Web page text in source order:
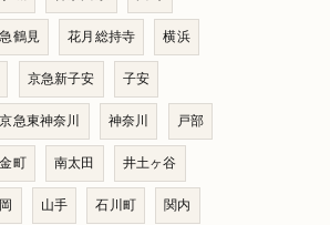
鶴見 花月総持寺 横浜
京急新子安 子安
京急東神奈川 神奈川 戸部
町 南太田 井土ヶ谷
山手 石川町 関内